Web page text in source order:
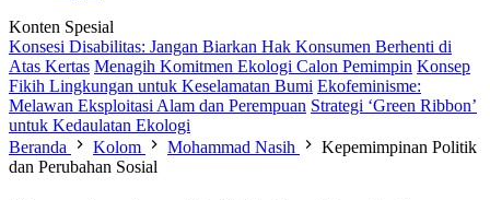
Konten Spesial
Konsesi Disabilitas: Jangan Biarkan Hak Konsumen Berhenti di
Atas Kertas Menagih Komitmen Ekologi Calon Pemimpin Konsep
Fikih Lingkungan untuk Keselamatan Bumi Ekofeminisme:
Melawan Eksploitasi Alam dan Perempuan Strategi ‘Green Ribbon’
untuk Kedaulatan Ekologi
Beranda
Kolom Mohammad Nasih
Kepemimpinan Politik
dan Perubahan Sosial